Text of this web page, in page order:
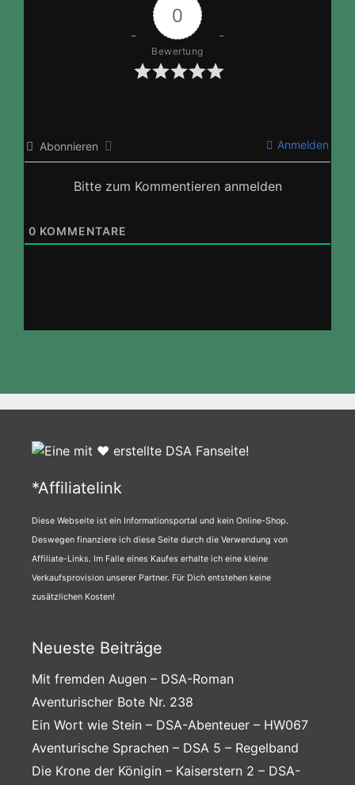
0
Bewertung
Abonnieren Anmelden
Bitte zum Kommentieren anmelden
0 KOMMENTARE
*Affiliatelink
Diese Webseite ist ein Informationsportal und kein Online-Shop.
Deswegen finanziere ich diese Seite durch die Verwendung von
Affiliate-Links. Im Falle eines Kaufes erhalte ich eine kleine
Verkaufsprovision unserer Partner. Für Dich entstehen keine
zusätzlichen Kosten!
Neueste Beiträge
Mit fremden Augen – DSA-Roman
Aventurischer Bote Nr. 238
Ein Wort wie Stein – DSA-Abenteuer – HW067
Aventurische Sprachen – DSA 5 – Regelband
Die Krone der Königin – Kaiserstern 2 – DSA-